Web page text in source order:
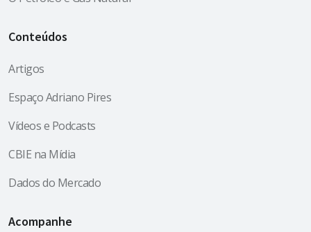
Conteúdos
Artigos
Espaço Adriano Pires
Vídeos e Podcasts
CBIE na Mídia
Dados do Mercado
Acompanhe